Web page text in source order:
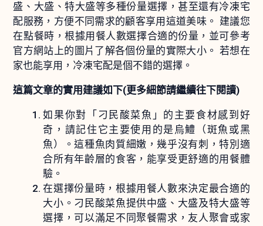
盛、大盛、特大盛等多種份量選擇，甚至還有冷凍宅
配服務，方便不同需求的顧客享用這道美味。 建議您
在點餐時，根據用餐人數選擇合適的份量，並可參考
官方網站上的圖片了解各個份量的實際大小。 若想在
家也能享用，冷凍宅配是個不錯的選擇。
這篇文章的實用建議如下(更多細節請繼續往下閱讀)
如果你對「刁民酸菜魚」的主要食材感到好
奇，請記住它主要使用的是烏鱧（斑魚或黑
魚）。這種魚肉質細嫩，幾乎沒有刺，特別適
合所有年齡層的食客，能享受更舒適的用餐體
驗。
在選擇份量時，根據用餐人數來決定最合適的
大小。刁民酸菜魚提供中盛、大盛及特大盛等
選擇，可以滿足不同聚餐需求，友人聚會或家